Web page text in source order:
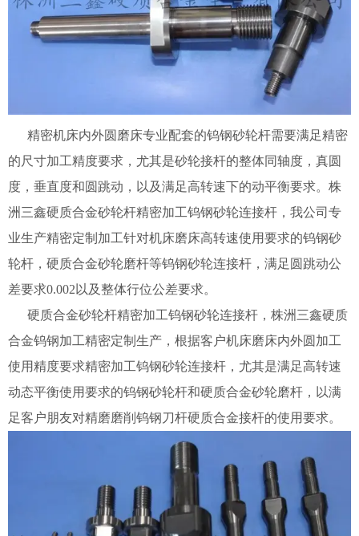
精密机床内外圆磨床专业配套的钨钢砂轮杆需要满足精密
的尺寸加工精度要求，尤其是砂轮接杆的整体同轴度，真圆
度，垂直度和圆跳动，以及满足高转速下的动平衡要求。株
洲三鑫硬质合金砂轮杆精密加工钨钢砂轮连接杆，我公司专
业生产精密定制加工针对机床磨床高转速使用要求的钨钢砂
轮杆，硬质合金砂轮磨杆等钨钢砂轮连接杆，满足圆跳动公
差要求0.002以及整体行位公差要求。
硬质合金砂轮杆精密加工钨钢砂轮连接杆，株洲三鑫硬质
合金钨钢加工精密定制生产，根据客户机床磨床内外圆加工
使用精度要求精密加工钨钢砂轮连接杆，尤其是满足高转速
动态平衡使用要求的钨钢砂轮杆和硬质合金砂轮磨杆，以满
足客户朋友对精磨磨削钨钢刀杆硬质合金接杆的使用要求。